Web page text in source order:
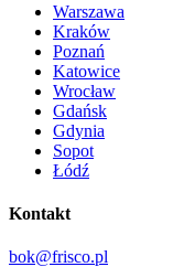
Warszawa
Kraków
Poznań
Katowice
Wrocław
Gdańsk
Gdynia
Sopot
Łódź
Kontakt
bok@frisco.pl